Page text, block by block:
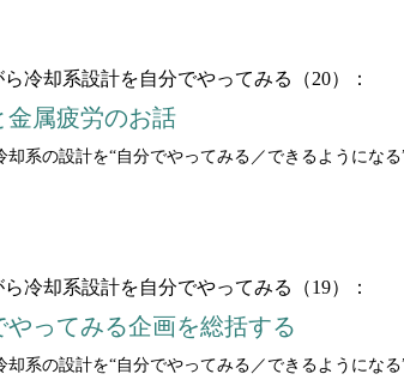
冷却系設計を自分でやってみる（20）：
金属疲労のお話
却系の設計を“自分でやってみる／できるようにな
冷却系設計を自分でやってみる（19）：
ってみる企画を総括する
却系の設計を“自分でやってみる／できるようにな